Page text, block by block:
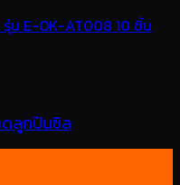
ดลูกปืนซิล